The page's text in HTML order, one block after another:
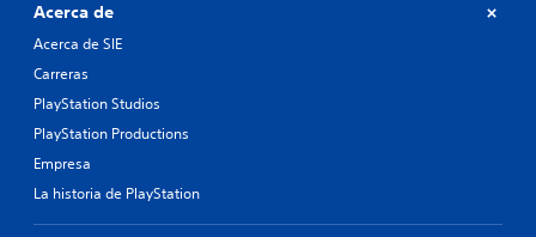
Acerca de
Acerca de SIE
Carreras
PlayStation Studios
PlayStation Productions
Empresa
La historia de PlayStation